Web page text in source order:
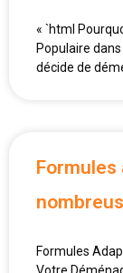
« `html
Populaire
décide de
Formules
Formules
Votre